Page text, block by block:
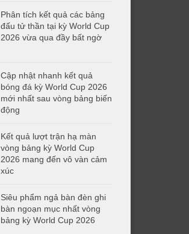
Phân tích kết quả các bảng
đấu tử thần tại kỳ World Cup
2026 vừa qua đầy bất ngờ
Cập nhật nhanh kết quả
bóng đá kỳ World Cup 2026
mới nhất sau vòng bảng biến
động
Kết quả lượt trận hạ màn
vòng bảng kỳ World Cup
2026 mang đến vô vàn cảm
xúc
Siêu phẩm ngả bàn đèn ghi
bàn ngoạn mục nhất vòng
bảng kỳ World Cup 2026